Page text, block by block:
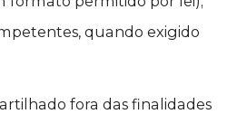
quando exigido
fora das finalidades